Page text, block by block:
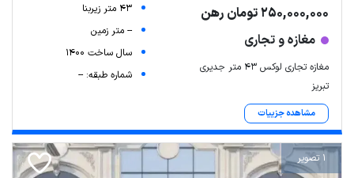
250,000,000 تومان رهن
مغازه و تجاری
مغازه تجاری لوکس ۴۳ متر جدیری
تبریز
مشاهده جزییات
43 متر زیربنا
-- متر زمین
سال ساخت 1400
شماره طبقه: --
1 تصویر